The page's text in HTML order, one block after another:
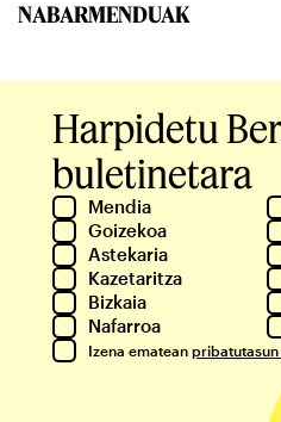
NABARMENDUAK
Harpidetu
buletinetara
Mendia
Goizekoa
Astekaria
Kazetaritza
Bizkaia
Nafarroa
Izena ematean pribatutasun